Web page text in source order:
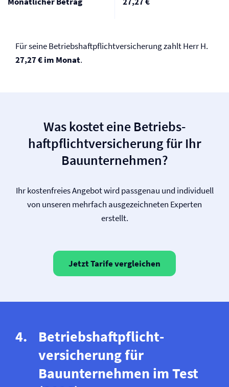
Für seine Betriebs­haftpflicht­versicherung zahlt Herr H.
27,27 € im Monat.
Was kostet eine Betriebs­
haftpflicht­versicherung für Ihr
Bauunternehmen?
Ihr kostenfreies Angebot wird passgenau und individuell
von unseren mehrfach ausgezeichneten Experten
erstellt.
Jetzt Tarife vergleichen
Betriebs­haftpflicht­
versicherung für
Bauunternehmen im Test